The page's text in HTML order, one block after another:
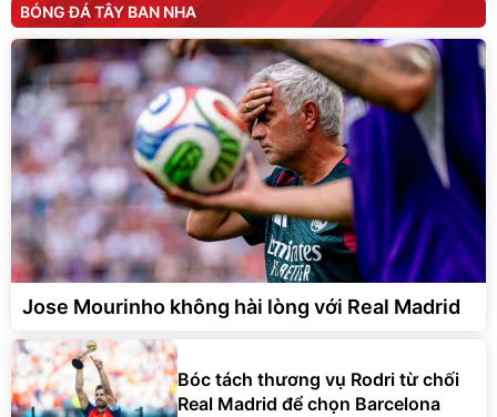
BÓNG ĐÁ TÂY BAN NHA
Jose Mourinho không hài lòng với Real Madrid
Bóc tách thương vụ Rodri từ chối
Real Madrid để chọn Barcelona